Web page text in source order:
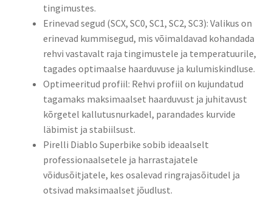
tingimustes.​
Erinevad segud (SCX, SC0, SC1, SC2, SC3): Valikus on
erinevad kummisegud, mis võimaldavad kohandada
rehvi vastavalt raja tingimustele ja temperatuurile,
tagades optimaalse haarduvuse ja kulumiskindluse.​
Optimeeritud profiil: Rehvi profiil on kujundatud
tagamaks maksimaalset haarduvust ja juhitavust
kõrgetel kallutusnurkadel, parandades kurvide
läbimist ja stabiilsust.​
Pirelli Diablo Superbike sobib ideaalselt
professionaalsetele ja harrastajatele
võidusõitjatele, kes osalevad ringrajasõitudel ja
otsivad maksimaalset jõudlust.